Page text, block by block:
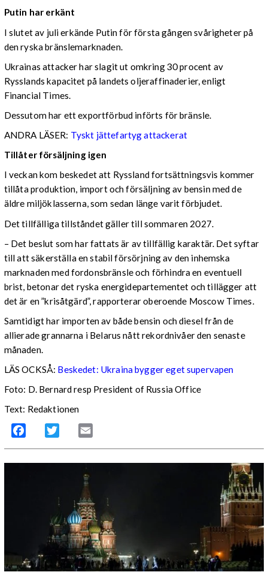
Putin har erkänt
I slutet av juli erkände Putin för första gången svårigheter på
den ryska bränslemarknaden.
Ukrainas attacker har slagit ut omkring 30 procent av
Rysslands kapacitet på landets oljeraffinaderier, enligt
Financial Times.
Dessutom har ett exportförbud införts för bränsle.
ANDRA LÄSER: Tyskt jättefartyg attackerat
Tillåter försäljning igen
I veckan kom beskedet att Ryssland fortsättningsvis kommer
tillåta produktion, import och försäljning av bensin med de
äldre miljöklasserna, som sedan länge varit förbjudet.
Det tillfälliga tillståndet gäller till sommaren 2027.
– Det beslut som har fattats är av tillfällig karaktär. Det syftar
till att säkerställa en stabil försörjning av den inhemska
marknaden med fordonsbränsle och förhindra en eventuell
brist, betonar det ryska energidepartementet och tillägger att
det är en ”krisåtgärd”, rapporterar oberoende Moscow Times.
Samtidigt har importen av både bensin och diesel från de
allierade grannarna i Belarus nått rekordnivåer den senaste
månaden.
LÄS OCKSÅ: Beskedet: Ukraina bygger eget supervapen
Foto: D. Bernard resp President of Russia Office
Text: Redaktionen
Facebook Twitter